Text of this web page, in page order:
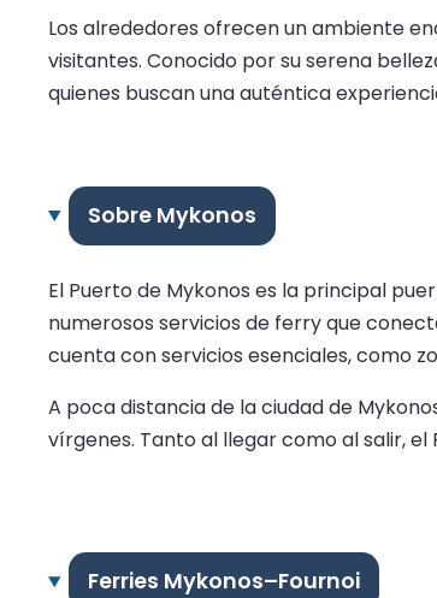
Los alrededores ofrecen un ambiente
visitantes. Conocido por su serena
quienes buscan una auténtica
Sobre Mykonos
El Puerto de Mykonos es la principal
numerosos servicios de ferry que
cuenta con servicios esenciales, como
A poca distancia de la ciudad de
vírgenes. Tanto al llegar como al salir,
Ferries Mykonos–Fournoi